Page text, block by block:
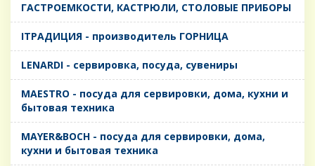
ГАСТРОЕМКОСТИ, КАСТРЮЛИ, СТОЛОВЫЕ ПРИБОРЫ
IТРАДИЦИЯ - производитель ГОРНИЦА
LENARDI - сервировка, посуда, сувениры
MAESTRO - посуда для сервировки, дома, кухни и
бытовая техника
MAYER&BOCH - посуда для сервировки, дома,
кухни и бытовая техника